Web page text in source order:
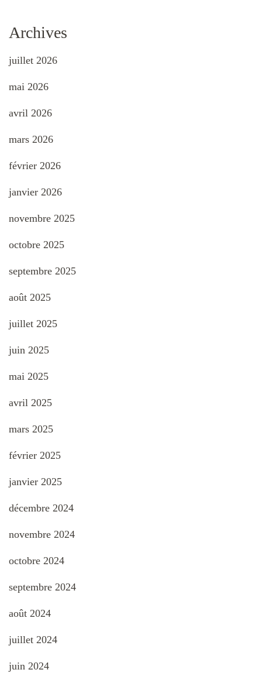
Archives
juillet 2026
mai 2026
avril 2026
mars 2026
février 2026
janvier 2026
novembre 2025
octobre 2025
septembre 2025
août 2025
juillet 2025
juin 2025
mai 2025
avril 2025
mars 2025
février 2025
janvier 2025
décembre 2024
novembre 2024
octobre 2024
septembre 2024
août 2024
juillet 2024
juin 2024